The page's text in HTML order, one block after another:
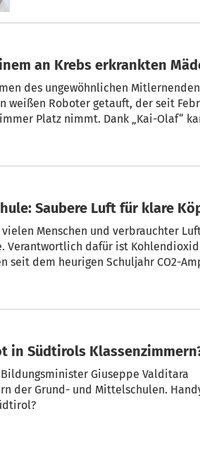
an Krebs erkrankten
des ungewöhnlichen
weißen Roboter getauft, der seit
Dank „Kai-Olaf“ kann die
Saubere Luft für klare
Menschen und verbrauchter
Verantwortlich dafür ist Kohlendioxid
in Südtirols
der Grund- und Mittelschulen.